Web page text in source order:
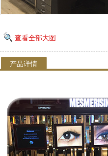
查看全部大图
产品详情